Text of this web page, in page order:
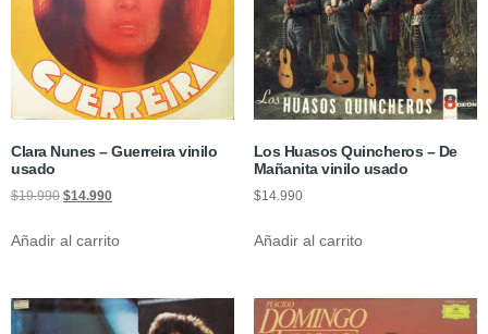
Clara Nunes ‎– Guerreira vinilo
usado
$19.990 $14.990
Añadir al carrito
Los Huasos Quincheros – De
Mañanita vinilo usado
$14.990
Añadir al carrito